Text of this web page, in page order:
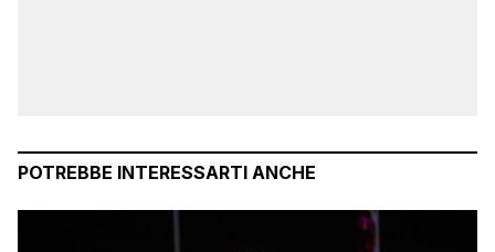
POTREBBE INTERESSARTI ANCHE